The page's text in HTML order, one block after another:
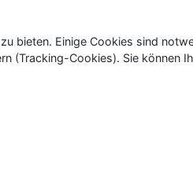
bieten. Einige Cookies sind
(Tracking-Cookies). Sie können